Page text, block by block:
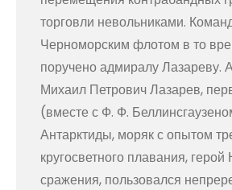
торговли невольниками.
Черноморским флотом в то
поручено адмиралу Лазареву.
Михаил Петрович Лазарев,
(вместе с Ф. Ф.
Антарктиды, моряк с опытом
кругосветного плавания,
сражения, пользовался